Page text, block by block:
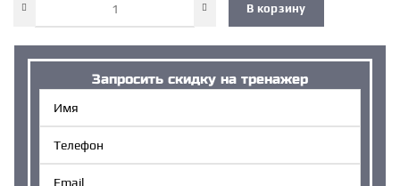
В корзину
Запросить cкидку на тренажер